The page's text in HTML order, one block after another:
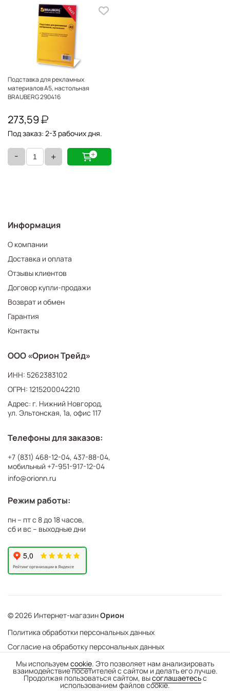
Мы используем cookie. Это позволяет нам анализировать
взаимодействие посетителей с сайтом и делать его лучше.
Продолжая пользоваться сайтом, высоглашаетесьс
использованием файлов cookie.
- + В корзину
Подставка для рекламных
материалов А5, настольная
BRAUBERG 290416
273,59
Под заказ: 2-3 рабочих дня.
- +
Информация
О компании
Доставка и оплата
Отзывы клиентов
Договор купли-продажи
Возврат и обмен
Гарантия
Контакты
ООО «Орион Трейд»
ИНН: 5262383102
ОГРН: 1215200042210
Адрес: г. Нижний Новгород,
ул. Эльтонская, 1а, офис 117
Телефоны для заказов:
+7 (831) 468-12-04, 437-88-04,
мобильный +7-951-917-12-04
info@orionn.ru
Режим работы:
пн – пт с 8 до 18 часов,
сб и вс – выходные дни
© 2026 Интернет-магазинОрион
Политика обработки персональных данных
Согласие на обработку персональных данных
Web Механика
- создание интернет-магазинов